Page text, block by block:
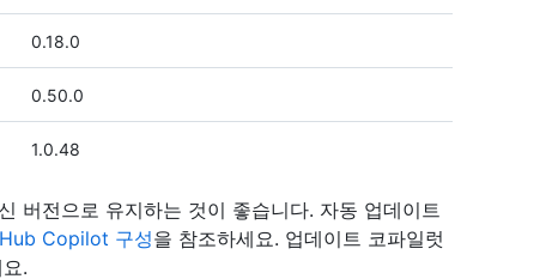
0.18.0
0.50.0
1.0.48
버전으로 유지하는 것이 좋습니다. 자동 업데이트
Copilot 구성을 참조하세요. 업데이트 코파일럿
.